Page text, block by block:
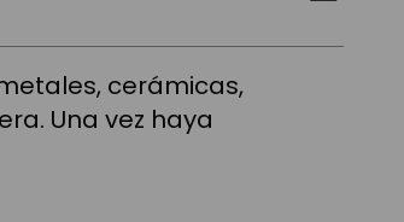
cerámicas,
Una vez haya